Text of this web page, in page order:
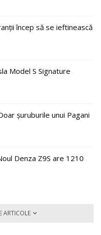
încep să se ieftinească
Model S Signature
șuruburile unui Pagani
Denza Z9S are 1210
ARTICOLE